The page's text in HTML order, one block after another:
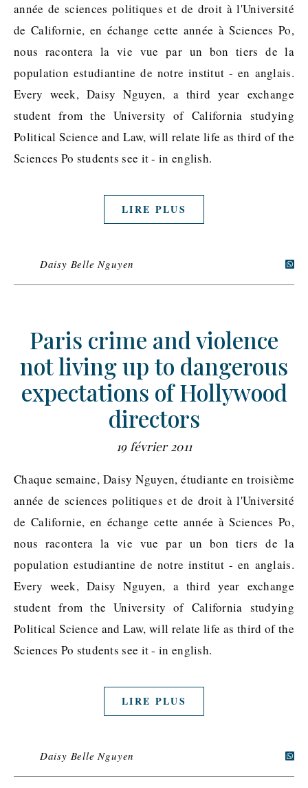
année de sciences politiques et de droit à l'Université
de Californie, en échange cette année à Sciences Po,
nous racontera la vie vue par un bon tiers de la
population estudiantine de notre institut - en anglais.
Every week, Daisy Nguyen, a third year exchange
student from the University of California studying
Political Science and Law, will relate life as third of the
Sciences Po students see it - in english.
LIRE PLUS
Daisy Belle Nguyen
Paris crime and violence
not living up to dangerous
expectations of Hollywood
directors
19 février 2011
Chaque semaine, Daisy Nguyen, étudiante en troisième
année de sciences politiques et de droit à l'Université
de Californie, en échange cette année à Sciences Po,
nous racontera la vie vue par un bon tiers de la
population estudiantine de notre institut - en anglais.
Every week, Daisy Nguyen, a third year exchange
student from the University of California studying
Political Science and Law, will relate life as third of the
Sciences Po students see it - in english.
LIRE PLUS
Daisy Belle Nguyen